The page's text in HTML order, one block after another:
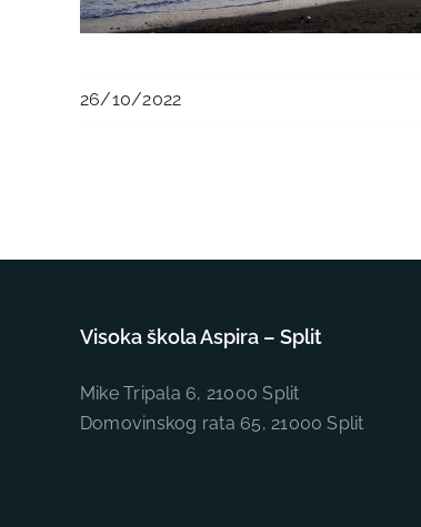
26/10/2022
Visoka škola Aspira – Split
Mike Tripala 6, 21000 Split
Domovinskog rata 65, 21000 Split